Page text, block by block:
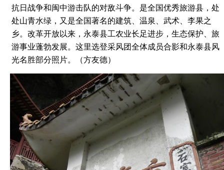
抗日战争和闽中游击队的对敌斗争。是全国优秀旅游县，处
处山青水绿，又是全国著名的建筑、温泉、武术、李果之
乡。改革开放以来，永泰县工农业长足进步，生态保护、旅
游事业蓬勃发展。这里选登采风团全体成员合影和永泰县风
光名胜部分照片。（方友德）